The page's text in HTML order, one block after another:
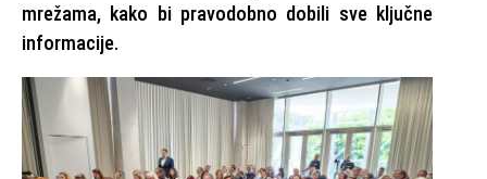
mrežama, kako bi pravodobno dobili sve ključne
informacije.